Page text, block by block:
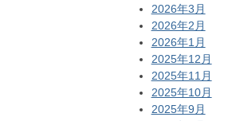
2026年3月
2026年2月
2026年1月
2025年12月
2025年11月
2025年10月
2025年9月